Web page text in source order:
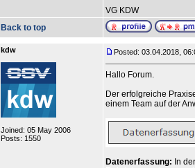
VG KDW
Back to top
kdw
Joined: 05 May 2006
Posts: 1550
Posted: 03.04.2018,
Hallo Forum.
Der erfolgreiche
einem Team auf der
Datenerfassung: In